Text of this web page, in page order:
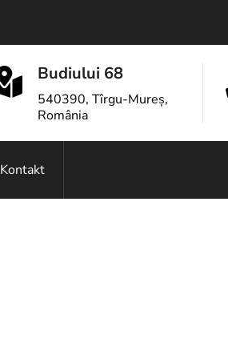
Budiului 68
540390, Tîrgu-Mureș,
România
Kontakt